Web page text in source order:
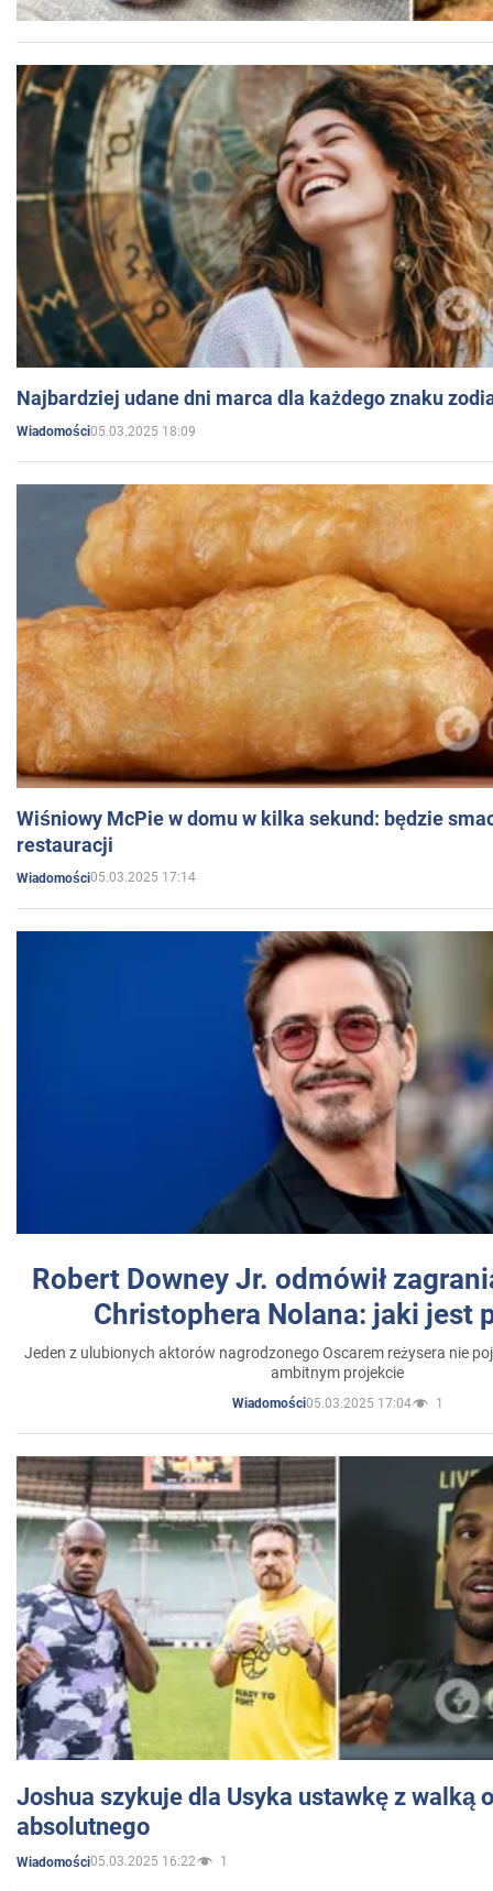
Najbardziej udane dni marca dla każdego znaku
Wiadomości05.03.2025 18:09
Wiśniowy McPie w domu w kilka sekund: będzie
restauracji
Wiadomości05.03.2025 17:14
Robert Downey Jr. odmówił
Christophera Nolana: jaki jest
Jeden z ulubionych aktorów nagrodzonego Oscarem reżysera nie
ambitnym projekcie
Wiadomości05.03.2025 17:04 1
Joshua szykuje dla Usyka ustawkę z walką
absolutnego
Wiadomości05.03.2025 16:22 1